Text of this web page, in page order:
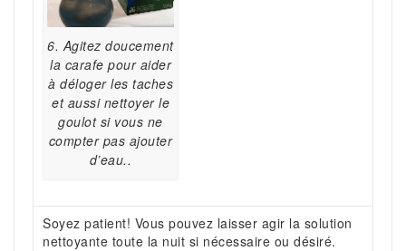
6. Agitez doucement
la carafe pour aider
à déloger les taches
et aussi nettoyer le
goulot si vous ne
compter pas ajouter
d’eau..
Soyez patient! Vous pouvez laisser agir la solution
nettoyante toute la nuit si nécessaire ou désiré.